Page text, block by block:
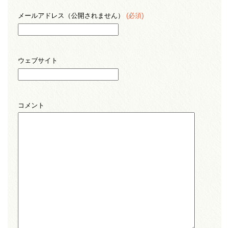
メールアドレス（公開されません） (必須)
ウェブサイト
コメント